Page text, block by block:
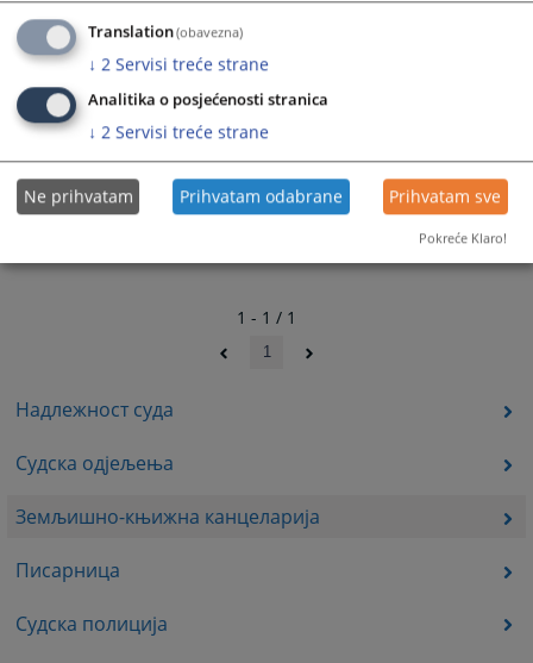
Надлежност суда
Судска одјељења
Земљишно-књижна канцеларија
Писарница
Судска полиција
1 - 1 / 1
1
Translation(obavezna)
↓ 2 Servisi treće strane
Analitika o posjećenosti stranica
↓ 2 Servisi treće strane
Ne prihvatam Prihvatam odabrane Prihvatam sve
Pokreće Klaro!